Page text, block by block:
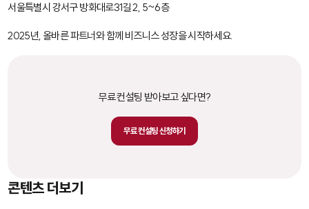
서울특별시 강서구 방화대로31길 2, 5~6층
2025년, 올바른 파트너와 함께 비즈니스 성장을 시작하세요.
무료 컨설팅 받아보고 싶다면?
무료 컨설팅 신청하기
콘텐츠 더보기